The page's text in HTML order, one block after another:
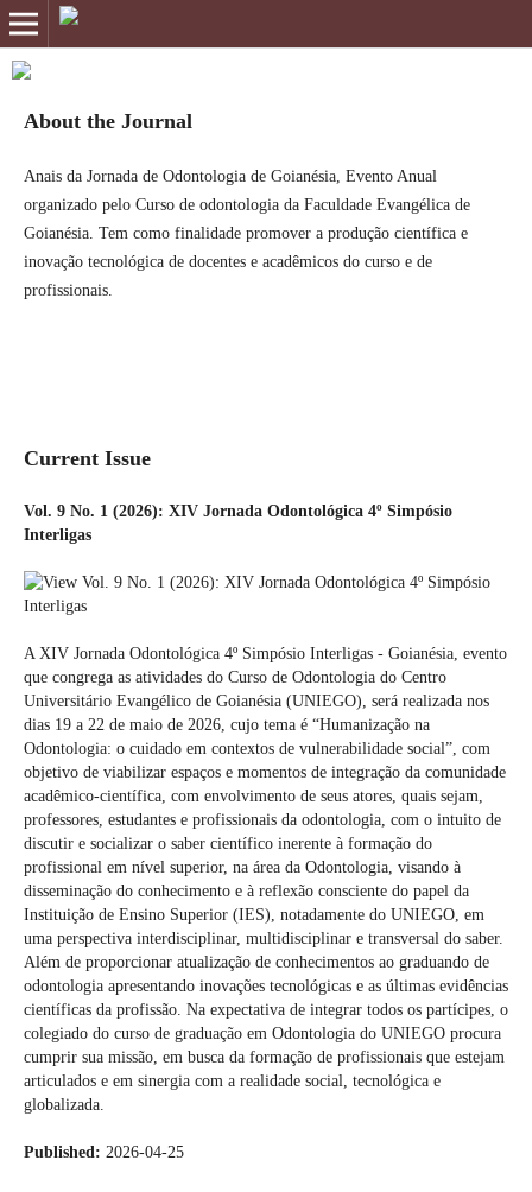
About the Journal
Anais da Jornada de Odontologia de Goianésia, Evento Anual
organizado pelo Curso de odontologia da Faculdade Evangélica de
Goianésia. Tem como finalidade promover a produção científica e
inovação tecnológica de docentes e acadêmicos do curso e de
profissionais.
Current Issue
Vol. 9 No. 1 (2026): XIV Jornada Odontológica 4º Simpósio
Interligas
A XIV Jornada Odontológica 4º Simpósio Interligas - Goianésia, evento
que congrega as atividades do Curso de Odontologia do Centro
Universitário Evangélico de Goianésia (UNIEGO), será realizada nos
dias 19 a 22 de maio de 2026, cujo tema é “Humanização na
Odontologia: o cuidado em contextos de vulnerabilidade social”, com
objetivo de viabilizar espaços e momentos de integração da comunidade
acadêmico-científica, com envolvimento de seus atores, quais sejam,
professores, estudantes e profissionais da odontologia, com o intuito de
discutir e socializar o saber científico inerente à formação do
profissional em nível superior, na área da Odontologia, visando à
disseminação do conhecimento e à reflexão consciente do papel da
Instituição de Ensino Superior (IES), notadamente do UNIEGO, em
uma perspectiva interdisciplinar, multidisciplinar e transversal do saber.
Além de proporcionar atualização de conhecimentos ao graduando de
odontologia apresentando inovações tecnológicas e as últimas evidências
científicas da profissão. Na expectativa de integrar todos os partícipes, o
colegiado do curso de graduação em Odontologia do UNIEGO procura
cumprir sua missão, em busca da formação de profissionais que estejam
articulados e em sinergia com a realidade social, tecnológica e
globalizada.
Published: 2026-04-25